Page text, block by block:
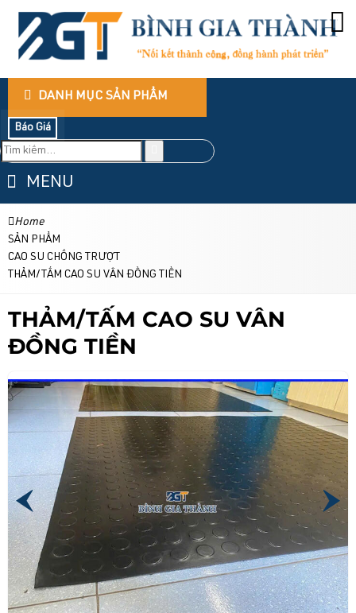
DANH MỤC SẢN PHẨM
Báo Giá
MENU
Home
SẢN PHẨM
CAO SU CHỐNG TRƯỢT
THẢM/TẤM CAO SU VÂN ĐỒNG TIỀN
THẢM/TẤM CAO SU VÂN
ĐỒNG TIỀN